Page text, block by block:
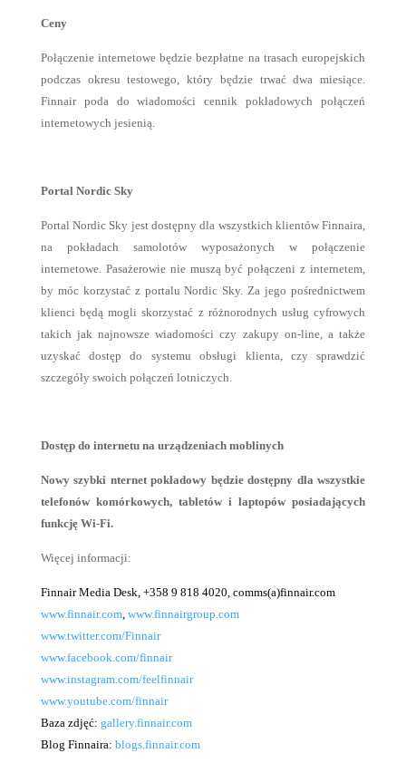
Ceny
Połączenie internetowe będzie bezpłatne na trasach europejskich
podczas okresu testowego, który będzie trwać dwa miesiące.
Finnair poda do wiadomości cennik pokładowych połączeń
internetowych jesienią.
Portal Nordic Sky
Portal Nordic Sky jest dostępny dla wszystkich klientów Finnaira,
na pokładach samolotów wyposażonych w połączenie
internetowe. Pasażerowie nie muszą być połączeni z internetem,
by móc korzystać z portalu Nordic Sky. Za jego pośrednictwem
klienci będą mogli skorzystać z różnorodnych usług cyfrowych
takich jak najnowsze wiadomości czy zakupy on-line, a także
uzyskać dostęp do systemu obsługi klienta, czy sprawdzić
szczegóły swoich połączeń lotniczych.
Dostęp do internetu na urządzeniach moblinych
Nowy szybki nternet pokładowy będzie dostępny dla wszystkie
telefonów komórkowych, tabletów i laptopów posiadających
funkcję Wi-Fi.
Więcej informacji:
Finnair Media Desk, +358 9 818 4020, comms(a)finnair.com
www.finnair.com, www.finnairgroup.com
www.twitter.com/Finnair
www.facebook.com/finnair
www.instagram.com/feelfinnair
www.youtube.com/finnair
Baza zdjęć: gallery.finnair.com
Blog Finnaira: blogs.finnair.com